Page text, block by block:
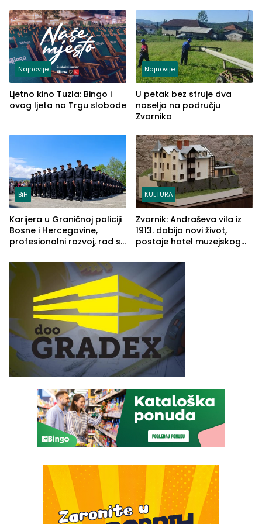
(FOTO)
Najnovije
Ljetno kino Tuzla: Bingo i
ovog ljeta na Trgu slobode
Najnovije
U petak bez struje dva
naselja na području
Zvornika
BiH
Karijera u Graničnoj policiji
Bosne i Hercegovine,
profesionalni razvoj, rad sa
služba građanima
KULTURA
Zvornik: Andraševa vila iz
1913. dobija novi život,
postaje hotel muzejskog